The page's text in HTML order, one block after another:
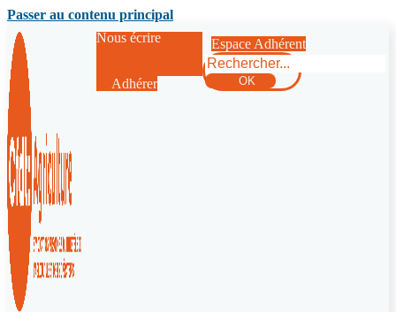
Passer au contenu principal
Nous écrire
Adhérer
Espace Adhérent
Rechercher
OK